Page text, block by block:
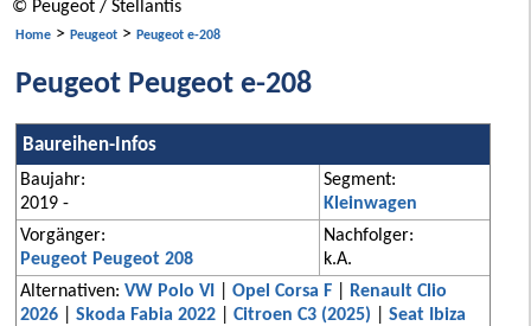
© Peugeot / Stellantis
Home > Peugeot > Peugeot e-208
Peugeot Peugeot e-208
Baureihen-Infos
Baujahr:
2019 -
Segment:
Kleinwagen
Vorgänger:
Peugeot Peugeot 208
Nachfolger:
k.A.
Alternativen: VW Polo VI Opel Corsa F
Renault Clio
2026
Skoda Fabia 2022 Citroen C3 (2025)
Seat Ibiza